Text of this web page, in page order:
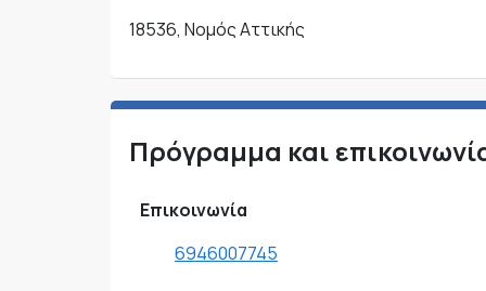
18536, Νομός Αττικής
Πρόγραμμα και
Επικοινωνία
6946007745